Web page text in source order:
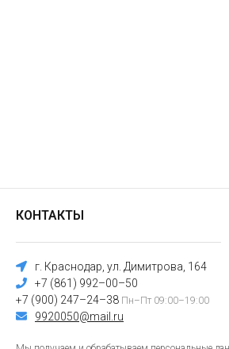
КОНТАКТЫ
г. Краснодар, ул. Димитрова, 164
+7 (861) 992–00–50
+7 (900) 247–24–38 Пн–Пт 09:00–19:00
9920050@mail.ru